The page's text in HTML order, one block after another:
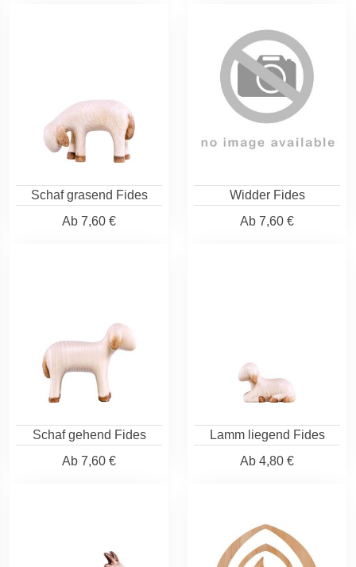
Schaf grasend Fides
Ab 7,60 €
Widder Fides
Ab 7,60 €
Schaf gehend Fides
Ab 7,60 €
Lamm liegend Fides
Ab 4,80 €